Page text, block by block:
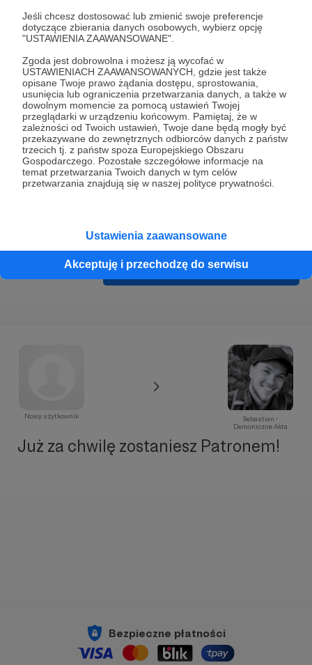
Jeśli chcesz dostosować lub zmienić swoje preferencje
dotyczące zbierania danych osobowych, wybierz opcję
"USTAWIENIA ZAAWANSOWANE".
Zgoda jest dobrowolna i możesz ją wycofać w
USTAWIENIACH ZAAWANSOWANYCH, gdzie jest także
opisane Twoje prawo żądania dostępu, sprostowania,
usunięcia lub ograniczenia przetwarzania danych, a także w
dowolnym momencie za pomocą ustawień Twojej
przeglądarki w urządzeniu końcowym. Pamiętaj, że w
zależności od Twoich ustawień, Twoje dane będą mogły być
przekazywane do zewnętrznych odbiorców danych z państw
trzecich tj. z państw spoza Europejskiego Obszaru
Gospodarczego. Pozostałe szczegółowe informacje na
temat przetwarzania Twoich danych w tym celów
przetwarzania znajdują się w naszej polityce prywatności.
Ustawienia zaawansowane
Akceptuję i przechodzę do serwisu
* Zapoznałem się i akceptujęRegulaminserwisu oraz
Prywatności.
* Wyrażam zgodę na przetwarzanie moich danych
osobowych podanych w formularzu rejestracyjnym w celu
prawidłowego świadczenia usług serwisu Patronite.
Wyrażam zgodę na otrzymywanie drogą elektroniczną
informacji handlowych - newslettera. Opcja ta może zostać
zmieniona w ustawieniach konta.
Cofnij Zarejestruj się i przejdź dalej
Nowy użytkownik
Sebastian -
Demoniczne Akta
Już za chwilę zostaniesz Patronem!
Bezpieczne płatności